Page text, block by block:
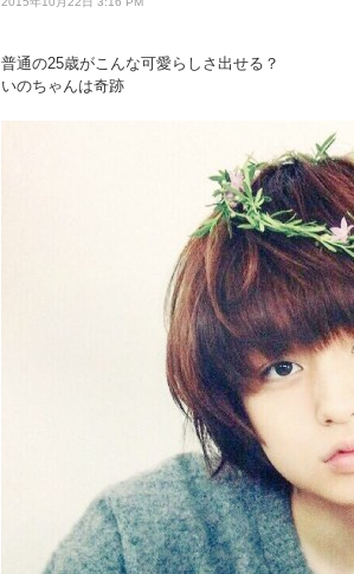
普通の25歳がこんな可愛らしさ出せる？
いのちゃんは奇跡